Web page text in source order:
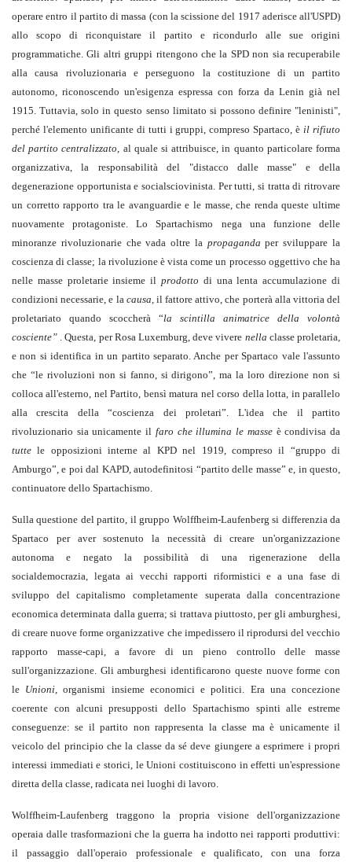
operare entro il partito di massa (con la scissione del 1917 aderisce all'USPD)
allo scopo di riconquistare il partito e ricondurlo alle sue origini
programmatiche. Gli altri gruppi ritengono che la SPD non sia recuperabile
alla causa rivoluzionaria e perseguono la costituzione di un partito
autonomo, riconoscendo un'esigenza espressa con forza da Lenin già nel
1915. Tuttavia, solo in questo senso limitato si possono definire "leninisti",
perché l'elemento unificante di tutti i gruppi, compreso Spartaco, èil rifiuto
del partito centralizzato, al quale si attribuisce, in quanto particolare forma
organizzativa, la responsabilità del "distacco dalle masse" e della
degenerazione opportunista e socialsciovinista. Per tutti, si tratta di ritrovare
un corretto rapporto tra le avanguardie e le masse, che renda queste ultime
nuovamente protagoniste. Lo Spartachismo nega una funzione delle
minoranze rivoluzionarie che vada oltre la propagandaper sviluppare la
coscienza di classe; la rivoluzione è vista come un processo oggettivo che ha
nelle masse proletarie insieme il prodotto di una lenta accumulazione di
condizioni necessarie, e la causa, il fattore attivo, che porterà alla vittoria del
proletariato quando scoccherà “la scintilla animatrice della volontà
cosciente” . Questa, per Rosa Luxemburg, deve vivere nella classe proletaria,
e non si identifica in un partito separato. Anche per Spartaco vale l'assunto
che “le rivoluzioni non si fanno, si dirigono”, ma la loro direzione non si
colloca all'esterno, nel Partito, bensì matura nel corso della lotta, in parallelo
alla crescita della “coscienza dei proletari”. L'idea che il partito
rivoluzionario sia unicamente il faro che illumina le masseè condivisa da
tuttele opposizioni interne al KPD nel 1919, compreso il “gruppo di
Amburgo”, e poi dal KAPD, autodefinitosi “partito delle masse” e, in questo,
continuatore dello Spartachismo.
Sulla questione del partito, il gruppo Wolffheim-Laufenberg si differenzia da
Spartaco per aver sostenuto la necessità di creare un'organizzazione
autonoma e negato la possibilità di una rigenerazione della
socialdemocrazia, legata ai vecchi rapporti riformistici e a una fase di
sviluppo del capitalismo completamente superata dalla concentrazione
economica determinata dalla guerra; si trattava piuttosto, per gli amburghesi,
di creare nuove forme organizzative che impedissero il riprodursi del vecchio
rapporto masse-capi, a favore di un pieno controllo delle masse
sull'organizzazione. Gli amburghesi identificarono queste nuove forme con
le Unioni, organismi insieme economici e politici. Era una concezione
coerente con alcuni presupposti dello Spartachismo spinti alle estreme
conseguenze: se il partito non rappresenta la classe ma è unicamente il
veicolo del principio che la classe da sé deve giungere a esprimere i propri
interessi immediati e storici, le Unioni costituiscono in effetti un'espressione
diretta della classe, radicata nei luoghi di lavoro.
Wolffheim-Laufenberg traggono la propria visione dell'organizzazione
operaia dalle trasformazioni che la guerra ha indotto nei rapporti produttivi:
il passaggio dall'operaio professionale e qualificato, con una forza